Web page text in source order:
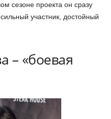
сезоне проекта он сразу
участник, достойный
– «боевая